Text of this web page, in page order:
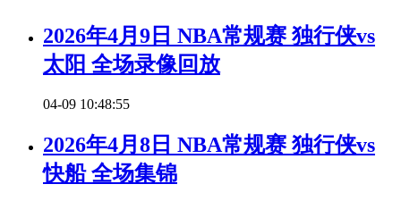
2026年4月9日 NBA常规赛 独行侠vs
太阳 全场录像回放
04-09 10:48:55
2026年4月8日 NBA常规赛 独行侠vs
快船 全场集锦